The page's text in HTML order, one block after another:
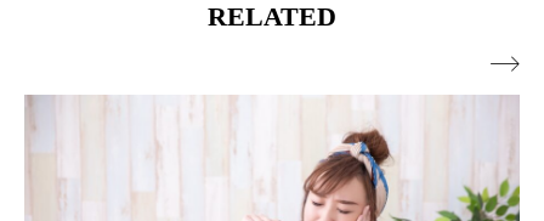
RELATED
